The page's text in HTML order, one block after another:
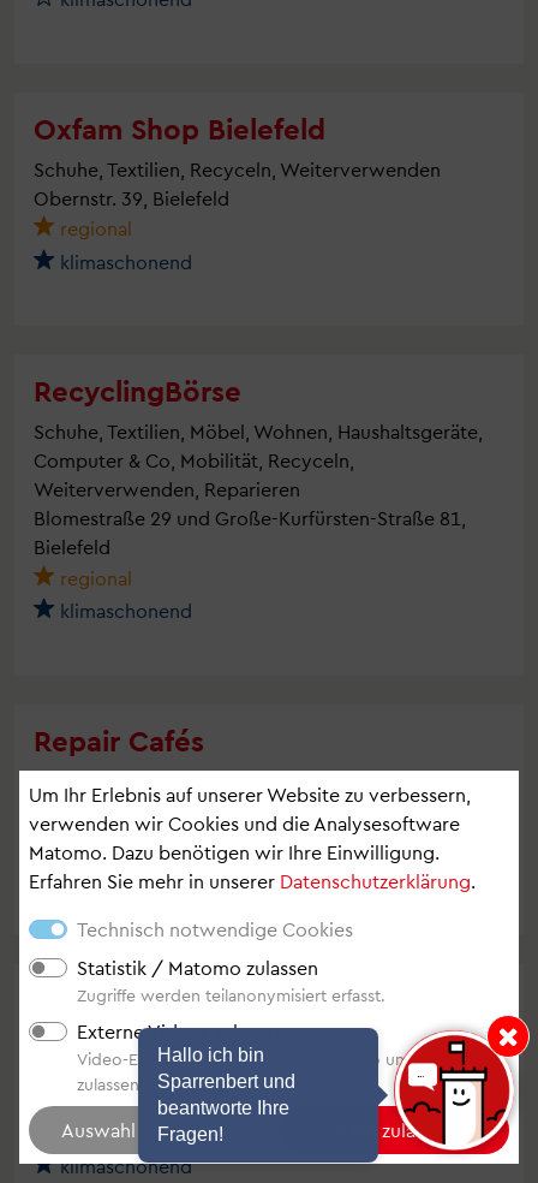
Um Ihr Erlebnis auf unserer Website zu verbessern,
verwenden wir Cookies und die Analysesoftware
Matomo. Dazu benötigen wir Ihre Einwilligung.
Erfahren Sie mehr in unserer Datenschutzerklärung.
Technisch notwendige Cookies
Statistik / Matomo zulassen
Zugriffe werden teilanonymisiert erfasst.
Externe Videos zulassen
Video-Einbindung von YouTube, Vimeo und Video.Taxi
zulassen.
Oxfam Shop Bielefeld
Schuhe, Textilien, Recyceln, Weiterverwenden
Obernstr. 39, Bielefeld
regional
klimaschonend
RecyclingBörse
Schuhe, Textilien, Möbel, Wohnen, Haushaltsgeräte,
Computer & Co, Mobilität, Recyceln,
Weiterverwenden, Reparieren
Blomestraße 29 und Große-Kurfürsten-Straße 81,
Bielefeld
regional
klimaschonend
Repair Cafés
Reparieren, Reparieren & Teilen
An der Walkenmühle 11, Bielefeld
klimaschonend
Restlos e.V. - "Restlos - Dein
Rettermarkt"
Einzelhandel, Recyceln, Weiterverwenden
Johannisstr. 33-35, Bielefeld
bio
klimaschonend
Hinweis: Hallo
Hallo ich bin
Sparrenbert und
beantworte Ihre
Fragen!